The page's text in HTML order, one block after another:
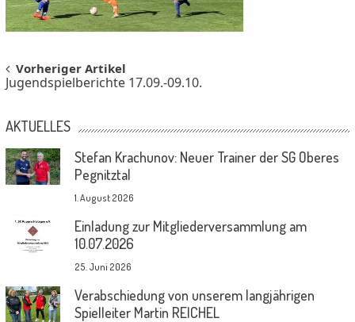
Post
navigation
Vorheriger Artikel
Jugendspielberichte 17.09.-09.10.
AKTUELLES
Stefan Krachunov: Neuer Trainer der SG Oberes
Pegnitztal
1. August 2026
Einladung zur Mitgliederversammlung am
10.07.2026
25. Juni 2026
Verabschiedung von unserem langjährigen
Spielleiter Martin REICHEL